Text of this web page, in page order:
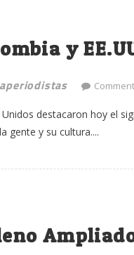
y
destacaron hoy el
gente y su cultura....